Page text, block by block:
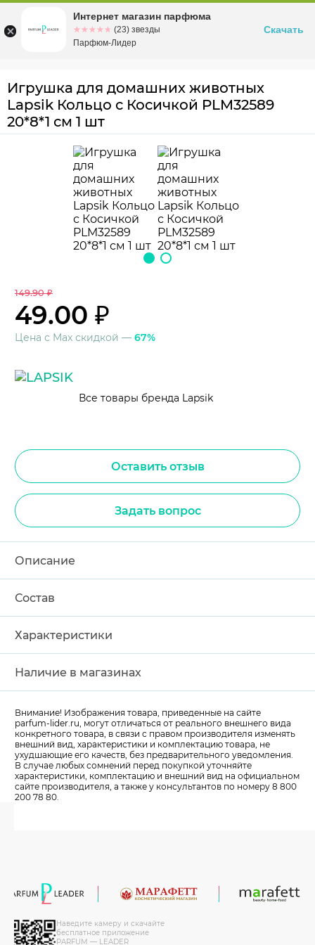
Омскул. Заозерная, 11, к. 1
Игрушка для домашних животных
Lapsik Кольцо с Косичкой PLM32589
20*8*1 см 1 шт
149.90 ₽
49.00 ₽
Цена с Max скидкой — 67%
Все товары бренда Lapsik
Оставить отзыв
Задать вопрос
Описание
Состав
Характеристики
Наличие в магазинах
Внимание! Изображения товара, приведенные на сайте
parfum-lider.ru, могут отличаться от реального внешнего вида
конкретного товара, в связи с правом производителя изменять
внешний вид, характеристики и комплектацию товара, не
ухудшающие его качеств, без предварительного уведомления.
В случае любых сомнений перед покупкой уточняйте
характеристики, комплектацию и внешний вид на официальном
сайте производителя, а также у консультантов по номеру 8 800
200 78 80.
Наведите камеру и скачайте
бесплатное приложение
PARFUM — LEADER
Интернет магазин парфюма
☆☆☆☆☆
★★★★★ (23) звезды
Парфюм-Лидер
Скачать